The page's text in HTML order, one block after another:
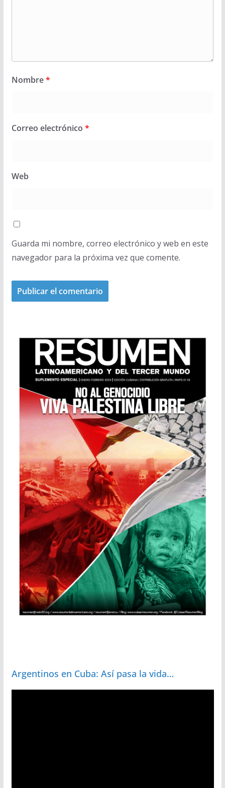
Nombre*
Correo electrónico *
Web
Guarda mi nombre, correo electrónico y web en este
navegador para la próxima vez que comente.
Argentinos en Cuba: Así pasa la vida…